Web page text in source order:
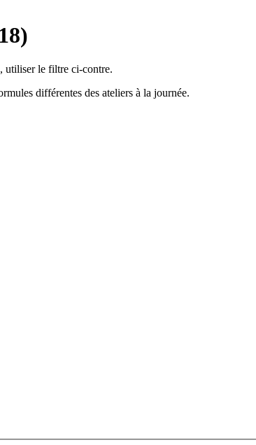
utiliser le filtre ci-contre.
différentes des ateliers à la journée.